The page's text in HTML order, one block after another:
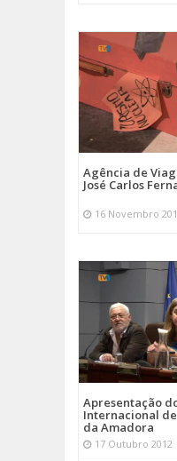
Agência de
José Carlos
16 Novembro
Apresentação
Internacional
da Amadora
17 Outubro 2012